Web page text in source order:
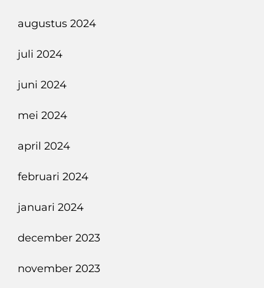
augustus 2024
juli 2024
juni 2024
mei 2024
april 2024
februari 2024
januari 2024
december 2023
november 2023